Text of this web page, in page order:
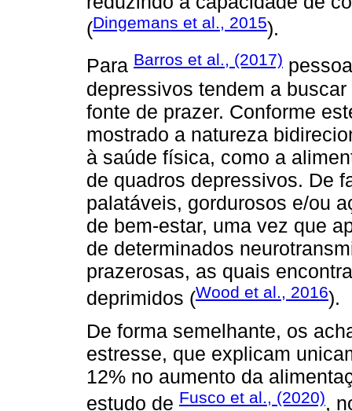
(Dingemans et al., 2015).
Para Barros et al., (2017)
depressivos tendem a
fonte de prazer. Conforme
mostrado a natureza
à saúde física, como a
de quadros depressivos. De
palatáveis, gordurosos e/ou
de bem-estar, uma vez que
de determinados
prazerosas, as quais
deprimidos (Wood et al., 2016).
De forma semelhante, os
estresse, que explicam
12% no aumento da
estudo de Fusco et al., (2020),